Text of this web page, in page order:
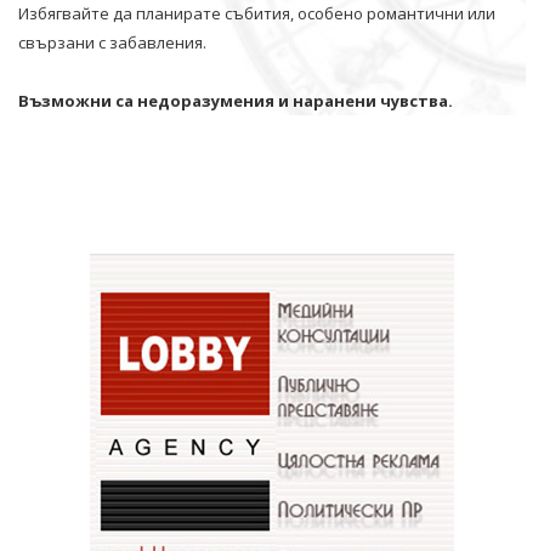
Избягвайте да планирате събития, особено романтични или
свързани с забавления.
Възможни са недоразумения и наранени чувства.